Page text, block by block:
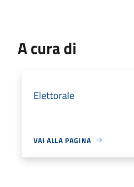
A cura di
Elettorale
VAI ALLA PAGINA